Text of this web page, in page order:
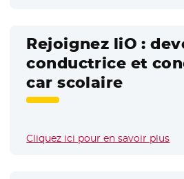
Rejoignez liO :
conductrice et
car scolaire
Cliquez ici pour en savoir plus